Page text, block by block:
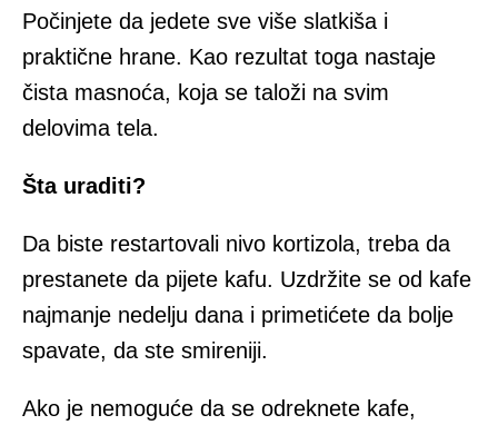
Počinjete da jedete sve više slatkiša i
praktične hrane. Kao rezultat toga nastaje
čista masnoća, koja se taloži na svim
delovima tela.
Šta uraditi?
Da biste restartovali nivo kortizola, treba da
prestanete da pijete kafu. Uzdržite se od kafe
najmanje nedelju dana i primetićete da bolje
spavate, da ste smireniji.
Ako je nemoguće da se odreknete kafe,